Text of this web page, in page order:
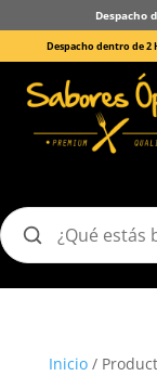
Despacho
Despacho dentro de 2
Buscar
Inicio/